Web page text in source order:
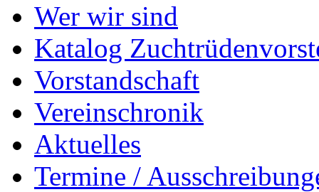
Wer wir sind
Katalog
Vorstandschaft
Vereinschronik
Aktuelles
Termine /